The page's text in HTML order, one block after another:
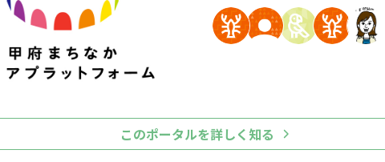
このポータルを詳しく知る